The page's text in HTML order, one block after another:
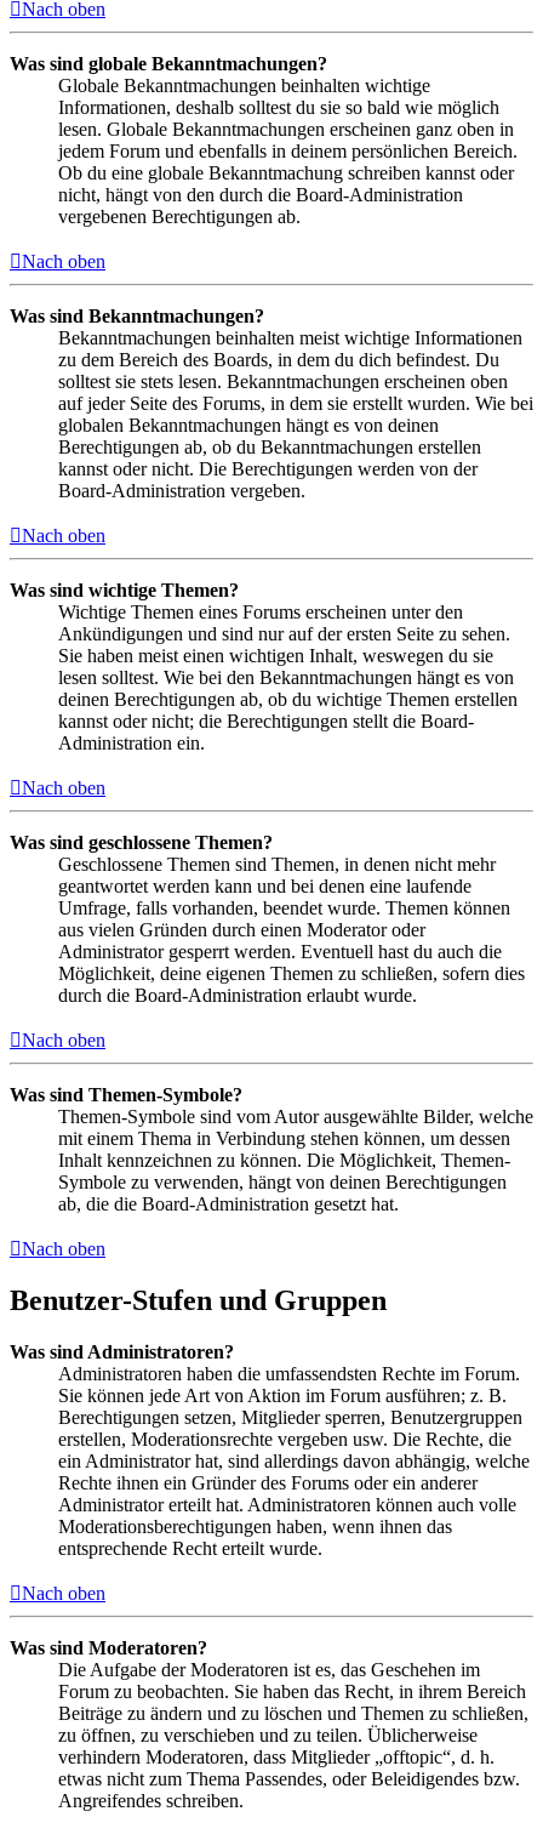
Nach oben
Was sind globale Bekanntmachungen?
Globale Bekanntmachungen beinhalten wichtige
Informationen, deshalb solltest du sie so bald wie möglich
lesen. Globale Bekanntmachungen erscheinen ganz oben in
jedem Forum und ebenfalls in deinem persönlichen Bereich.
Ob du eine globale Bekanntmachung schreiben kannst oder
nicht, hängt von den durch die Board-Administration
vergebenen Berechtigungen ab.
Nach oben
Was sind Bekanntmachungen?
Bekanntmachungen beinhalten meist wichtige Informationen
zu dem Bereich des Boards, in dem du dich befindest. Du
solltest sie stets lesen. Bekanntmachungen erscheinen oben
auf jeder Seite des Forums, in dem sie erstellt wurden. Wie bei
globalen Bekanntmachungen hängt es von deinen
Berechtigungen ab, ob du Bekanntmachungen erstellen
kannst oder nicht. Die Berechtigungen werden von der
Board-Administration vergeben.
Nach oben
Was sind wichtige Themen?
Wichtige Themen eines Forums erscheinen unter den
Ankündigungen und sind nur auf der ersten Seite zu sehen.
Sie haben meist einen wichtigen Inhalt, weswegen du sie
lesen solltest. Wie bei den Bekanntmachungen hängt es von
deinen Berechtigungen ab, ob du wichtige Themen erstellen
kannst oder nicht; die Berechtigungen stellt die Board-
Administration ein.
Nach oben
Was sind geschlossene Themen?
Geschlossene Themen sind Themen, in denen nicht mehr
geantwortet werden kann und bei denen eine laufende
Umfrage, falls vorhanden, beendet wurde. Themen können
aus vielen Gründen durch einen Moderator oder
Administrator gesperrt werden. Eventuell hast du auch die
Möglichkeit, deine eigenen Themen zu schließen, sofern dies
durch die Board-Administration erlaubt wurde.
Nach oben
Was sind Themen-Symbole?
Themen-Symbole sind vom Autor ausgewählte Bilder, welche
mit einem Thema in Verbindung stehen können, um dessen
Inhalt kennzeichnen zu können. Die Möglichkeit, Themen-
Symbole zu verwenden, hängt von deinen Berechtigungen
ab, die die Board-Administration gesetzt hat.
Nach oben
Benutzer-Stufen und Gruppen
Was sind Administratoren?
Administratoren haben die umfassendsten Rechte im Forum.
Sie können jede Art von Aktion im Forum ausführen; z. B.
Berechtigungen setzen, Mitglieder sperren, Benutzergruppen
erstellen, Moderationsrechte vergeben usw. Die Rechte, die
ein Administrator hat, sind allerdings davon abhängig, welche
Rechte ihnen ein Gründer des Forums oder ein anderer
Administrator erteilt hat. Administratoren können auch volle
Moderationsberechtigungen haben, wenn ihnen das
entsprechende Recht erteilt wurde.
Nach oben
Was sind Moderatoren?
Die Aufgabe der Moderatoren ist es, das Geschehen im
Forum zu beobachten. Sie haben das Recht, in ihrem Bereich
Beiträge zu ändern und zu löschen und Themen zu schließen,
zu öffnen, zu verschieben und zu teilen. Üblicherweise
verhindern Moderatoren, dass Mitglieder „offtopic“, d. h.
etwas nicht zum Thema Passendes, oder Beleidigendes bzw.
Angreifendes schreiben.